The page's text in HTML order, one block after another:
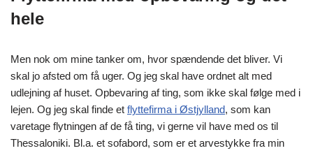
hele
Men nok om mine tanker om, hvor spændende det bliver. Vi
skal jo afsted om få uger. Og jeg skal have ordnet alt med
udlejning af huset. Opbevaring af ting, som ikke skal følge med i
lejen. Og jeg skal finde et flyttefirma i Østjylland, som kan
varetage flytningen af de få ting, vi gerne vil have med os til
Thessaloniki. Bl.a. et sofabord, som er et arvestykke fra min